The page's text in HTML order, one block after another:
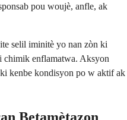
pou woujè, anfle, ak
selil iminitè yo nan zòn ki
chimik enflamatwa. Aksyon
kenbe kondisyon po w aktif ak
Betamètazon